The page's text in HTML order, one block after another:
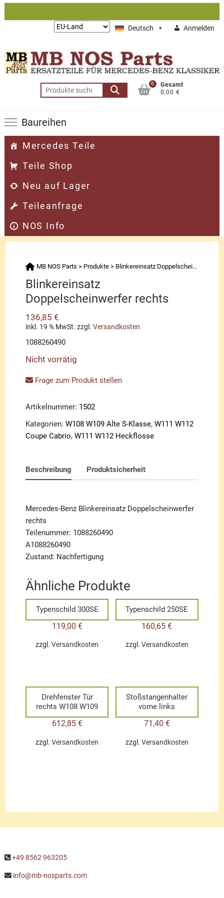
Zum
Deutsch Anmelden
Lieferung
Suchen
nach:
0
Gesamt
0,00 €
Baureihen
Mercedes Teile
Teile Shop
Neu auf Lager
Teileanfrage
NOS Info
MB NOS Parts > Produkte > Blinkereinsatz Doppelscheinwerfer rechts
Blinkereinsatz
Doppelscheinwerfer rechts
136,85€
inkl. 19 % MwSt. zzgl.Versandkosten
1088260490
Nicht vorrätig
Frage zum Produkt stellen
Artikelnummer: 1502
Kategorien:W108 W109 Alte S-Klasse,W111 W112
Coupe Cabrio,W111 W112 Heckflosse
Beschreibung Produktsicherheit
Mercedes-Benz Blinkereinsatz Doppelscheinwerfer
rechts
Teilenummer: 1088260490
A1088260490
Zustand: Nachfertigung
Ähnliche Produkte
Typenschild 300SE
119,00 €
zzgl.Versandkosten
Typenschild 250SE
160,65€
zzgl. Versandkosten
Drehfenster Tür
rechts W108 W109
612,85 €
zzgl.Versandkosten
Stoßstangenhalter
vorne links
71,40 €
zzgl. Versandkosten
+49 8562 963205
info@mb-nosparts.com